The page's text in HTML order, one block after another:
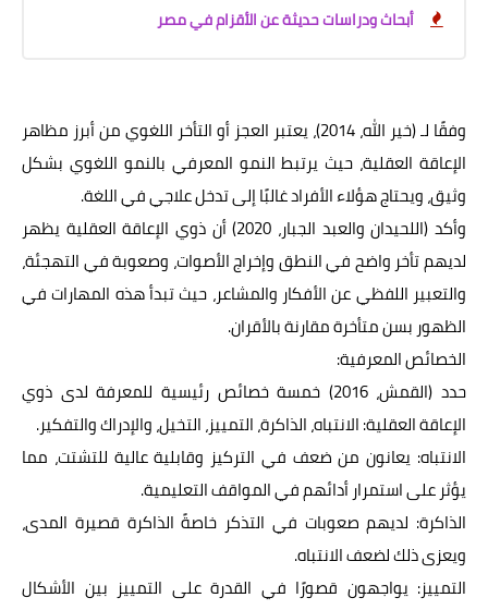
أبحاث ودراسات حديثة عن الأقزام في مصر
وفقًا لـ (خير الله، 2014)، يعتبر العجز أو التأخر اللغوي من أبرز مظاهر
الإعاقة العقلية، حيث يرتبط النمو المعرفي بالنمو اللغوي بشكل
وثيق، ويحتاج هؤلاء الأفراد غالبًا إلى تدخل علاجي في اللغة.
وأكد (اللحيدان والعبد الجبار، 2020) أن ذوي الإعاقة العقلية يظهر
لديهم تأخر واضح في النطق وإخراج الأصوات، وصعوبة في التهجئة،
والتعبير اللفظي عن الأفكار والمشاعر، حيث تبدأ هذه المهارات في
الظهور بسن متأخرة مقارنة بالأقران.
الخصائص المعرفية:
حدد (القمش، 2016) خمسة خصائص رئيسية للمعرفة لدى ذوي
الإعاقة العقلية: الانتباه، الذاكرة، التمييز، التخيل، والإدراك والتفكير.
الانتباه: يعانون من ضعف في التركيز وقابلية عالية للتشتت، مما
يؤثر على استمرار أدائهم في المواقف التعليمية.
الذاكرة: لديهم صعوبات في التذكر خاصةً الذاكرة قصيرة المدى،
ويعزى ذلك لضعف الانتباه.
التمييز: يواجهون قصورًا في القدرة على التمييز بين الأشكال